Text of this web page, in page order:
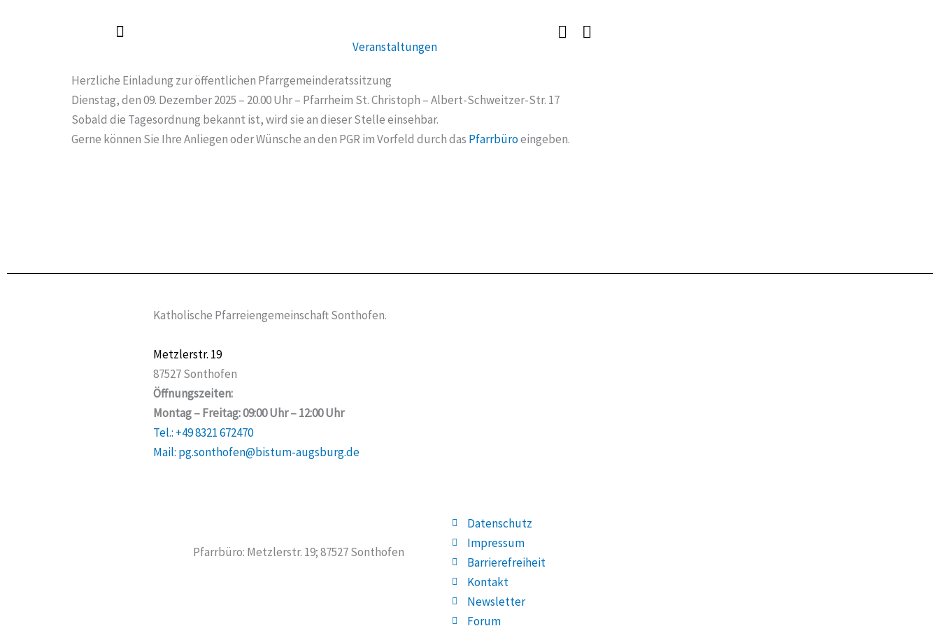
Veranstaltungen
Herzliche Einladung zur öffentlichen Pfarrgemeinderatssitzung
Dienstag, den 09. Dezember 2025 – 20.00 Uhr – Pfarrheim St. Christoph – Albert-Schweitzer-Str. 17
Sobald die Tagesordnung bekannt ist, wird sie an dieser Stelle einsehbar.
Gerne können Sie Ihre Anliegen oder Wünsche an den PGR im Vorfeld durch das Pfarrbüroeingeben.
Katholische Pfarreiengemeinschaft Sonthofen.
Metzlerstr. 19
87527 Sonthofen
Öffnungszeiten:
Montag – Freitag: 09:00 Uhr – 12:00 Uhr
Tel.: +49 8321 672470
Mail: pg.sonthofen@bistum-augsburg.de
Datenschutz
Impressum
Barrierefreiheit
Kontakt
Newsletter
Forum
Pfarrbüro: Metzlerstr. 19; 87527 Sonthofen